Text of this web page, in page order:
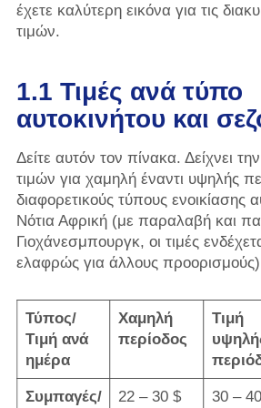
έχετε καλύτερη εικόνα για τις
τιμών.
1.1 Τιμές ανά τύπο
αυτοκινήτου και
Δείτε αυτόν τον πίνακα. Δείχνει
τιμών για χαμηλή έναντι υψηλής
διαφορετικούς τύπους ενοικίασης
Νότια Αφρική (με παραλαβή και
Γιοχάνεσμπουργκ, οι τιμές
ελαφρώς για άλλους
Τύπος/
Τιμή ανά
ημέρα
Χαμηλή
περίοδος
Τιμή
Συμπαγές/
22 – 30 $ 30 –